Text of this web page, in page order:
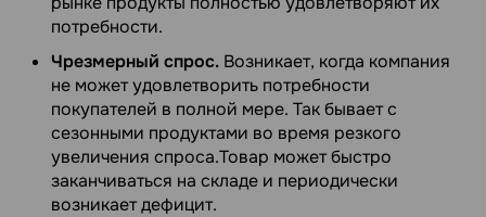
потребности.
Чрезмерный спрос. Возникает, когда компания
не может удовлетворить потребности
покупателей в полной мере. Так бывает с
сезонными продуктами во время резкого
увеличения спроса.Товар может быстро
заканчиваться на складе и периодически
возникает дефицит.